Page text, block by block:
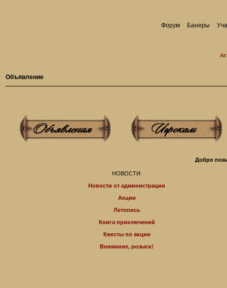
Форум Банеры
Объявление
Добро
НОВОСТИ:
Новости от администрации
Акции
Летопись
Книга приключений
Квесты по акции
Внимание, розыск!